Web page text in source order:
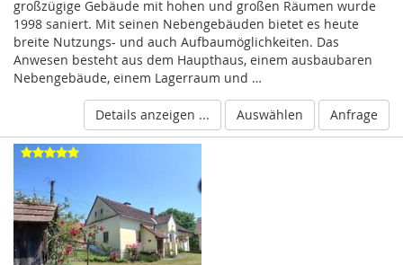
großzügige Gebäude mit hohen und großen Räumen wurde
1998 saniert. Mit seinen Nebengebäuden bietet es heute
breite Nutzungs- und auch Aufbaumöglichkeiten. Das
Anwesen besteht aus dem Haupthaus, einem ausbaubaren
Nebengebäude, einem Lagerraum und …
Details anzeigen ... Auswählen Anfrage